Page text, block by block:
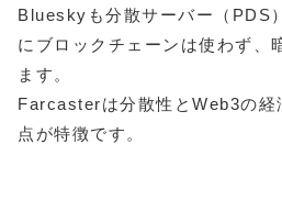
Blueskyも分散サーバー（PDS
にブロックチェーンは使わず、
ます。
Farcasterは分散性とWeb3の経
点が特徴です。